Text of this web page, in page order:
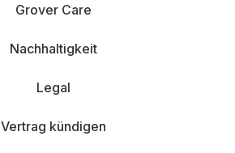
Grover Care
Nachhaltigkeit
Legal
Vertrag kündigen